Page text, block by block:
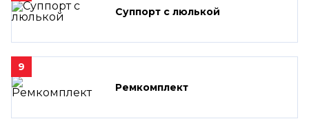
Суппорт с люлькой
9
Ремкомплект